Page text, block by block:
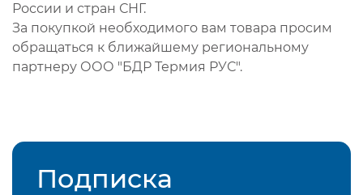
России и стран СНГ.
За покупкой необходимого вам товара просим
обращаться к ближайшему региональному
партнеру ООО "БДР Термия РУС".
Подписка